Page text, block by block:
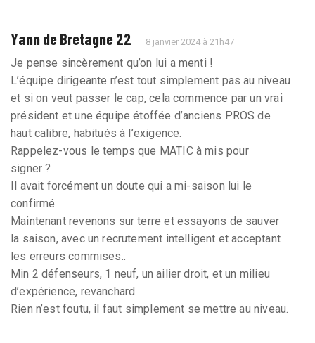
Yann de Bretagne 22 8 janvier 2024 à 21h47
Je pense sincèrement qu’on lui a menti !
L’équipe dirigeante n’est tout simplement pas au niveau
et si on veut passer le cap, cela commence par un vrai
président et une équipe étoffée d’anciens PROS de
haut calibre, habitués à l’exigence.
Rappelez-vous le temps que MATIC à mis pour
signer ?
Il avait forcément un doute qui a mi-saison lui le
confirmé.
Maintenant revenons sur terre et essayons de sauver
la saison, avec un recrutement intelligent et acceptant
les erreurs commises..
Min 2 défenseurs, 1 neuf, un ailier droit, et un milieu
d’expérience, revanchard.
Rien n’est foutu, il faut simplement se mettre au niveau.